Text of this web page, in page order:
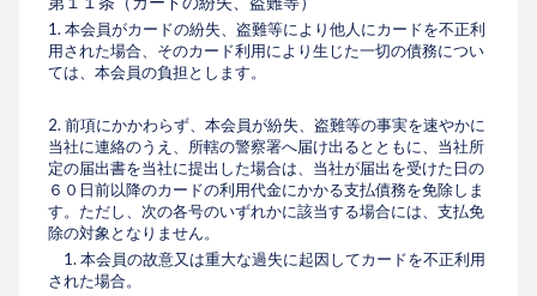
1. 本会員がカードの紛失、盗難等により他⼈にカードを不正利
⽤された場合、そのカード利⽤により⽣じた⼀切の債務につい
ては、本会員の負担とします。
2. 前項にかかわらず、本会員が紛失、盗難等の事実を速やかに
当社に連絡のうえ、所轄の警察署へ届け出るとともに、当社所
定の届出書を当社に提出した場合は、当社が届出を受けた⽇の
６０⽇前以降のカードの利⽤代⾦にかかる⽀払債務を免除しま
す。ただし、次の各号のいずれかに該当する場合には、⽀払免
除の対象となりません。
1. 本会員の故意又は重⼤な過失に起因してカードを不正利用
された場合。